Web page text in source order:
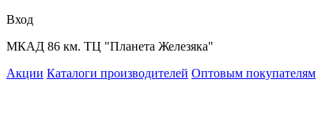
Вход
МКАД 86 км. ТЦ "Планета Железяка"
Акции Каталоги производителей Оптовым покупателям